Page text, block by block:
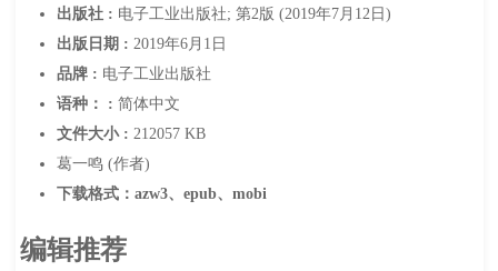
出版社 : 电子工业出版社; 第2版 (2019年7月12日)
出版日期 : 2019年6月1日
品牌 : 电子工业出版社
语种： : 简体中文
文件大小 : 212057 KB
葛一鸣 (作者)
下载格式：azw3、epub、mobi
编辑推荐